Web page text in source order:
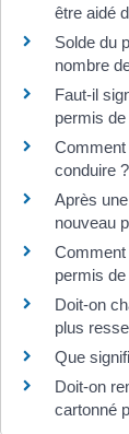
être aidé
Solde du
nombre
Faut-il
permis
Comment
conduire ?
Après
nouveau
Comment
permis
Doit-on
plus
Que
Doit-on
cartonné